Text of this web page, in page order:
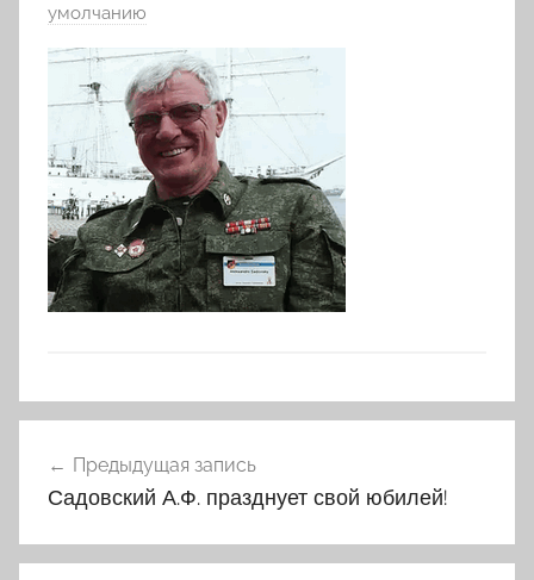
умолчанию
по
Предыдущая запись
Садовский А.Ф. празднует свой юбилей!